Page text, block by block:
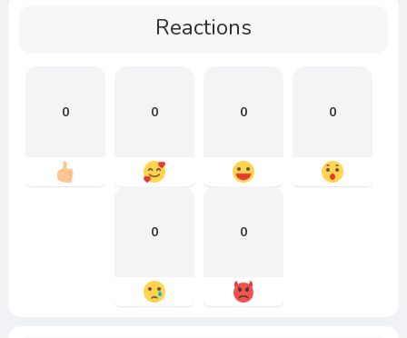
Reactions
0 0 0 0
0 0